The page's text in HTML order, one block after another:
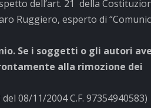
dell’art. 21 della
Ruggiero, esperto di
Se i soggetti o gli autori
alla rimozione dei
08/11/2004 C.F. 97354940583)